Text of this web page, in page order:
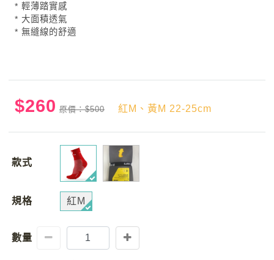
* 輕薄踏實感
* 大面積透氣
* 無縫線的舒適
$260 原價：$500 紅M、黃M 22-25cm
款式
規格 紅M
數量